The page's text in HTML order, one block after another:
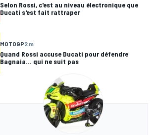
Selon Rossi, c'est au niveau électronique que
Ducati s'est fait rattraper
MOTOGP2 m
Quand Rossi accuse Ducati pour défendre
Bagnaia… qui ne suit pas